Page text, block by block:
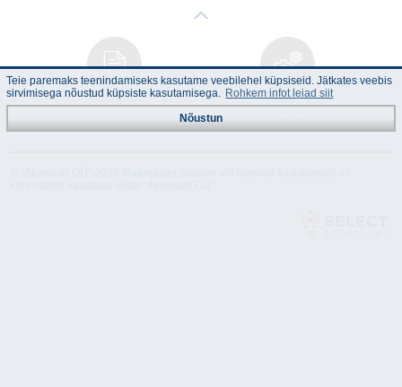
Juhend
Tehnilised
Teie paremaks teenindamiseks kasutame veebilehel küpsiseid. Jätkates veebis
sirvimisega nõustud küpsiste kasutamisega. Rohkem infot leiad siit
Nõustun